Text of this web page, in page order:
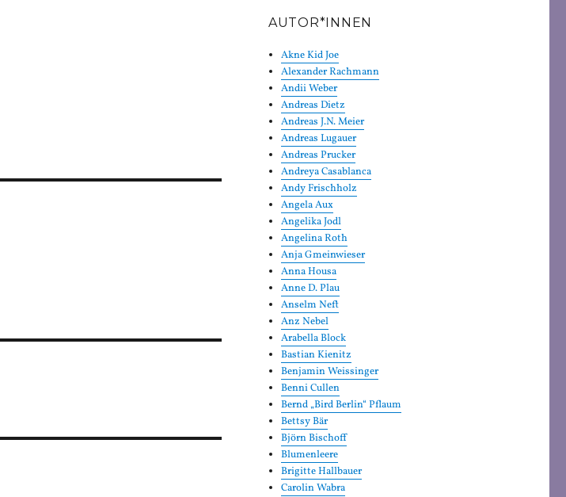
AUTOR*INNEN
Akne Kid Joe
Alexander Rachmann
Andii Weber
Andreas Dietz
Andreas J.N. Meier
Andreas Lugauer
Andreas Prucker
Andreya Casablanca
Andy Frischholz
Angela Aux
Angelika Jodl
Angelina Roth
Anja Gmeinwieser
Anna Housa
Anne D. Plau
Anselm Neft
Anz Nebel
Arabella Block
Bastian Kienitz
Benjamin Weissinger
Benni Cullen
Bernd „Bird Berlin“ Pflaum
Bettsy Bär
Björn Bischoff
Blumenleere
Brigitte Hallbauer
Carolin Wabra